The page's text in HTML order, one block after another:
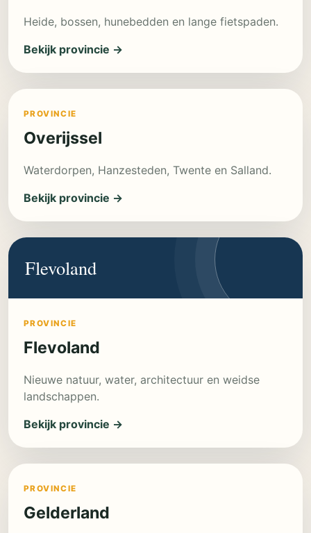
Heide, bossen, hunebedden en lange fietspaden.
Bekijk provincie →
PROVINCIE
Overijssel
Waterdorpen, Hanzesteden, Twente en Salland.
Bekijk provincie →
Flevoland
PROVINCIE
Flevoland
Nieuwe natuur, water, architectuur en weidse
landschappen.
Bekijk provincie →
PROVINCIE
Gelderland